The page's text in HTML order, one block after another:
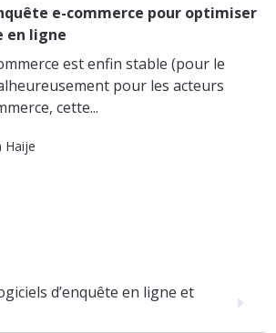
e-commerce pour optimiser
en ligne
est enfin stable (pour le
pour les acteurs
cette...
Haije
d’enquête en ligne et